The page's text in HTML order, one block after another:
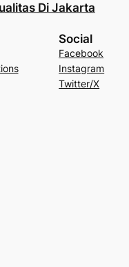
Di Jakarta
Social
Facebook
Instagram
Twitter/X